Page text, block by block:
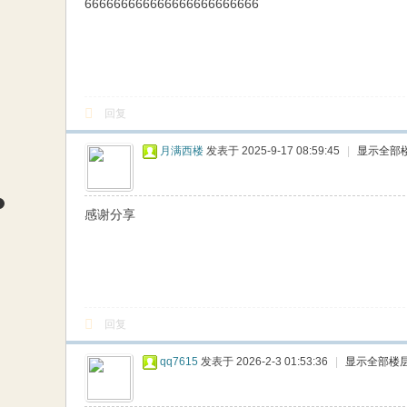
666666666666666666666666
回复
月满西楼 发表于 2025-9-17 08:59:45 显示全部
感谢分享
回复
qq7615 发表于 2026-2-3 01:53:36 显示全部楼